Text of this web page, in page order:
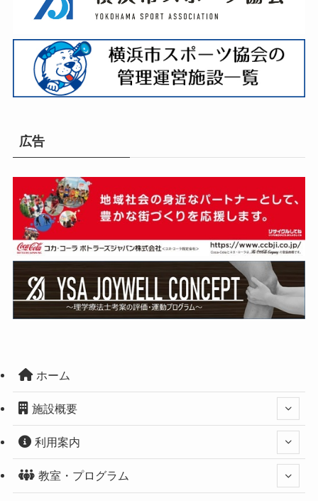
広告
ホーム
施設概要
利用案内
教室・プログラム